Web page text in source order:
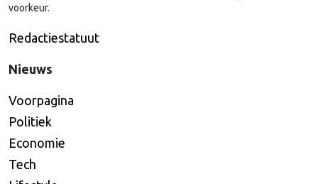
voorkeur.
Redactiestatuut
Nieuws
Voorpagina
Politiek
Economie
Tech